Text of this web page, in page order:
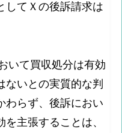
てＸの後訴請求は
て買収処分は有効
ないとの実質的な判
わらず、後訴におい
主張することは、